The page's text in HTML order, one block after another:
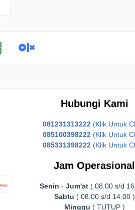
Hubungi Kami
081231313222 (Klik Untuk
085100398222 (Klik Untuk
085331398222 (Klik Untuk
Jam Operasional
Senin - Jum'at ( 08.00 s/d
Sabtu ( 08.00 s/d 14.00 )
Minggu ( TUTUP )